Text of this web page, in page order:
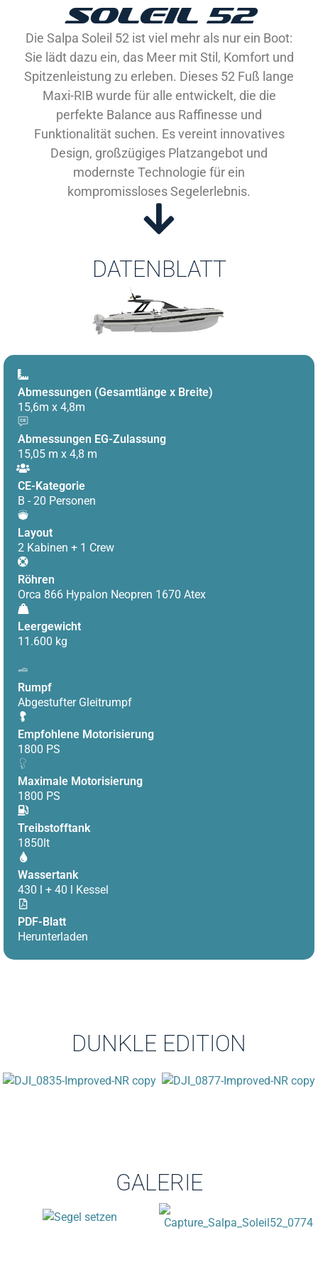
SOLEIL 52
Die Salpa Soleil 52 ist viel mehr als nur ein Boot:
Sie lädt dazu ein, das Meer mit Stil, Komfort und
Spitzenleistung zu erleben. Dieses 52 Fuß lange
Maxi-RIB wurde für alle entwickelt, die die
perfekte Balance aus Raffinesse und
Funktionalität suchen. Es vereint innovatives
Design, großzügiges Platzangebot und
modernste Technologie für ein
kompromissloses Segelerlebnis.
DATENBLATT
Abmessungen (Gesamtlänge x Breite)
15,6m x 4,8m
Abmessungen EG-Zulassung
15,05 m x 4,8 m
CE-Kategorie
B - 20 Personen
Layout
2 Kabinen + 1 Crew
Röhren
Orca 866 Hypalon Neopren 1670 Atex
Leergewicht
11.600 kg
Rumpf
Abgestufter Gleitrumpf
Empfohlene Motorisierung
1800 PS
Maximale Motorisierung
1800 PS
Treibstofftank
1850lt
Wassertank
430 l + 40 l Kessel
PDF-Blatt
Herunterladen
DUNKLE EDITION
GALERIE